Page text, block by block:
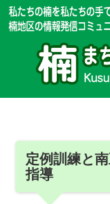
定例訓練と
指導